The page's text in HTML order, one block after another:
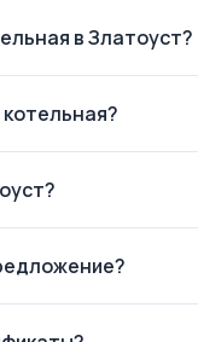
в Златоуст?